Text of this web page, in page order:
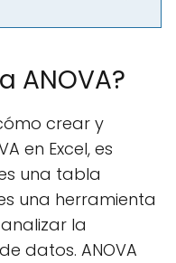
ANOVA?
crear y
en Excel, es
una tabla
una herramienta
la
datos. ANOVA